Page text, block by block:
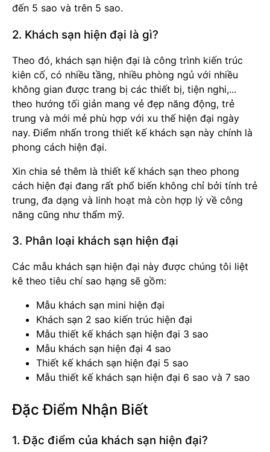
đến 5 sao và trên 5 sao.
2. Khách sạn hiện đại là gì?
Theo đó, khách sạn hiện đại là công trình kiến trúc
kiên cố, có nhiều tầng, nhiều phòng ngủ với nhiều
không gian được trang bị các thiết bị, tiện nghi,...
theo hướng tối giản mang vẻ đẹp năng động, trẻ
trung và mới mẻ phù hợp với xu thế hiện đại ngày
nay. Điểm nhấn trong thiết kế khách sạn này chính là
phong cách hiện đại.
Xin chia sẻ thêm là thiết kế khách sạn theo phong
cách hiện đại đang rất phổ biến không chỉ bởi tính trẻ
trung, đa dạng và linh hoạt mà còn hợp lý về công
năng cũng như thẩm mỹ.
3. Phân loại khách sạn hiện đại
Các mẫu khách sạn hiện đại này được chúng tôi liệt
kê theo tiêu chí sao hạng sẽ gồm:
Mẫu khách sạn mini hiện đại
Khách sạn 2 sao kiến trúc hiện đại
Mẫu thiết kế khách sạn hiện đại 3 sao
Mẫu khách sạn hiện đại 4 sao
Thiết kế khách sạn hiện đại 5 sao
Mẫu thiết kế khách sạn hiện đại 6 sao và 7 sao
Đặc Điểm Nhận Biết
1. Đặc điểm của khách sạn hiện đại?